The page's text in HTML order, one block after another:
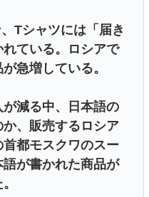
Tシャツには「届き
ている。ロシアで
急増している。
減る中、日本語の
、販売するロシア
都モスクワのスー
が書かれた商品が